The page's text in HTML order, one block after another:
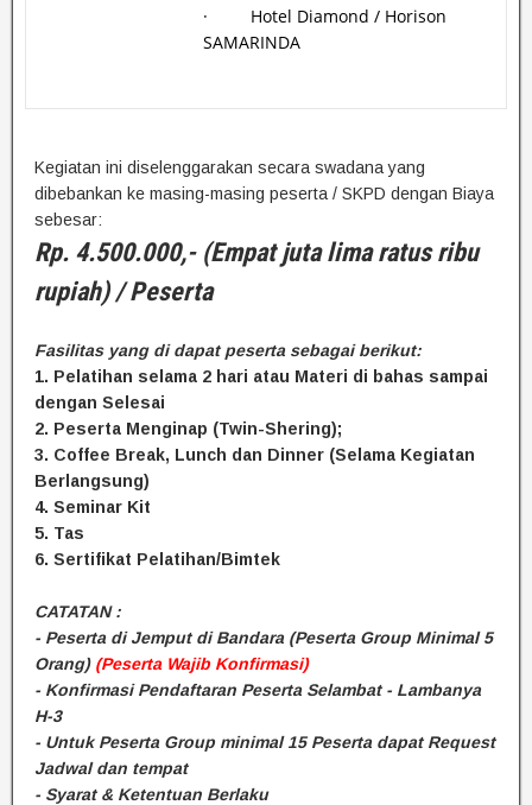
· Hotel Diamond / Horison
SAMARINDA
Kegiatan ini diselenggarakan secara swadana yang
dibebankan ke masing-masing peserta / SKPD dengan Biaya
sebesar:
Rp. 4.500.000,- (Empat juta lima ratus ribu
rupiah) / Peserta
Fasilitas yang di dapat peserta sebagai berikut:
1. Pelatihan selama 2 hari atau Materi di bahas sampai
dengan Selesai
2. Peserta Menginap (Twin-Shering);
3. Coffee Break, Lunch dan Dinner (Selama Kegiatan
Berlangsung)
4. Seminar Kit
5. Tas
6. Sertifikat Pelatihan/Bimtek
CATATAN :
- Peserta di Jemput di Bandara (Peserta Group Minimal 5
Orang) (Peserta Wajib Konfirmasi)
- Konfirmasi Pendaftaran Peserta Selambat - Lambanya
H-3
- Untuk Peserta Group minimal 15 Peserta dapat Request
Jadwal dan tempat
- Syarat & Ketentuan Berlaku